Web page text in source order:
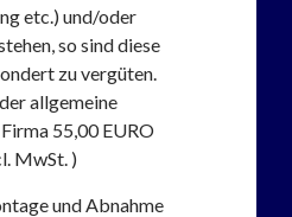
etc.) und/oder
so sind diese
zu vergüten.
allgemeine
55,00 EURO
MwSt. )
und Abnahme